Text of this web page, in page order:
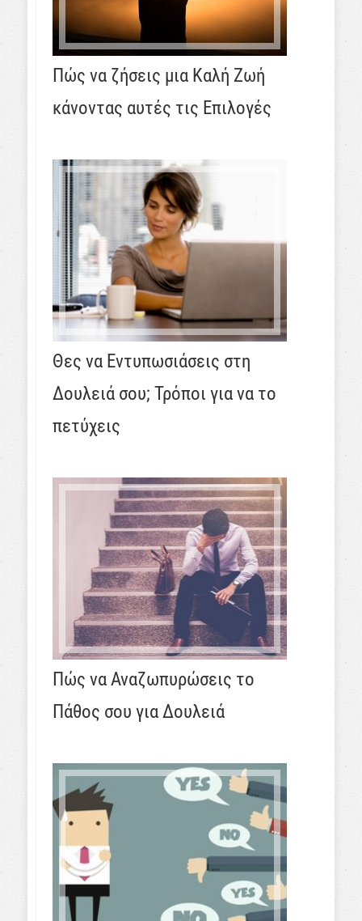
Πώς να ζήσεις μια Καλή Ζωή
κάνοντας αυτές τις Επιλογές
Θες να Εντυπωσιάσεις στη
Δουλειά σου; Τρόποι για να το
πετύχεις
Πώς να Αναζωπυρώσεις το
Πάθος σου για Δουλειά